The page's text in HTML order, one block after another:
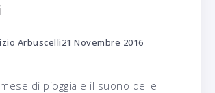
Arbuscelli21 Novembre 2016
di pioggia e il suono delle